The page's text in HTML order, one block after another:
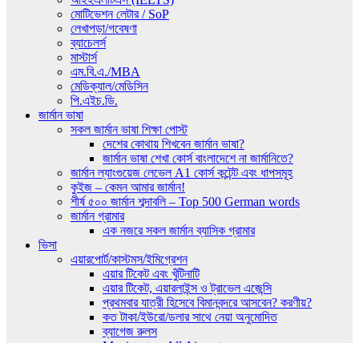
মোটিভেশন লেটার / SoP
লেখাপড়া/গবেষণা
ব্যাচেলর্স
মাস্টার্স
এম.বি.এ./MBA
মেডিক্যাল/মেডিসিন
পি.এইচ.ডি.
জার্মান ভাষা
সকল জার্মান ভাষা শিক্ষা পোস্ট
দেশের কোথায় শিখবেন জার্মান ভাষা?
জার্মান ভাষা শেখা কোর্স বাংলাদেশে না জার্মানিতে?
জার্মান ল্যাংগুয়েজ লেভেল A1 কোর্স কন্টেন্ট এবং ধাপসমূহ
কুইজ – কেমন আমার জার্মান!
শীর্ষ ৫০০ জার্মান শব্দাবলি – Top 500 German words
জার্মান গ্রামার
এক নজরে সকল জার্মান ব্যাসিক গ্রামার
ভিসা
এয়ারপোর্ট/কাস্টমস/ইমিগ্রেশন
এয়ার টিকেট এবং খুঁটিনাটি
এয়ার টিকেট, এয়ারলাইন্স ও ট্রাভেল এজেন্সি
প্রথমবার যাত্রী হিসেবে বিমানবন্দরে আসবেন? করণীয়?
কত টাকা/ইউরো/ডলার সাথে নেয়া অনুমোদিত
ব্যাগেজ রুলস